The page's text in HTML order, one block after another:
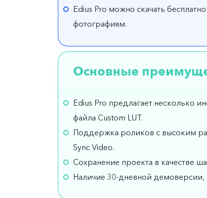
Edius Pro можно скачать
фотографиям.
Основные
Edius Pro предлагает несколько
файла Custom LUT.
Поддержка роликов с высоким
Sync Video.
Сохранение проекта в качестве
Наличие 30-дневной демоверсии,